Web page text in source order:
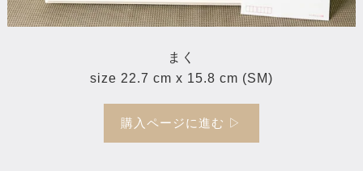
まく
size 22.7 cm x 15.8 cm (SM)
購入ページに進む ▷